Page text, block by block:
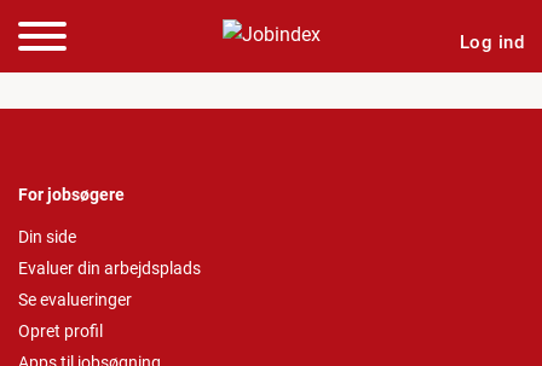
Log ind
For jobsøgere
Din side
Evaluer din arbejdsplads
Se evalueringer
Opret profil